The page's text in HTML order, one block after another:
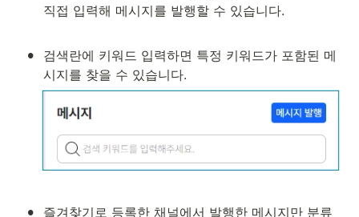
직접 입력해 메시지를 발행할 수 있습니다.
•
검색란에 키워드 입력하면 특정 키워드가 포함된 메
시지를 찾을 수 있습니다.
•
즐겨찾기로 등록한 채널에서 발행한 메시지만 분류